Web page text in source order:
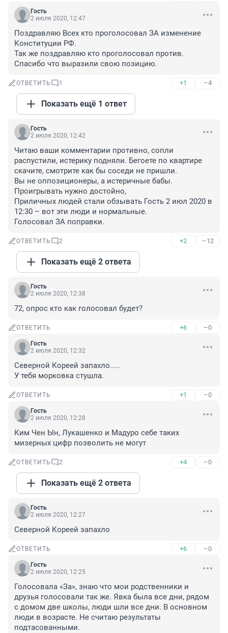
Гость
2 июля 2020, 12:47
Поздравляю Всех кто проголосовал ЗА изменение
Конституции РФ.
Так же поздравляю кто проголосовал против.
Спасибо что выразили свою позицию.
ОТВЕТИТЬ 1 +1 –4
Показать ещё 1 ответ
Гость
2 июля 2020, 12:42
Читаю ваши комментарии противно, сопли
распустили, истерику подняли. Бегоете по квартире
скачите, смотрите как бы соседи не пришли.
Вы не оппозиционеры, а истеричные бабы.
Проигрывать нужно достойно,
Приличных людей стали обзывать Гость 2 июл 2020 в
12:30 – вот эти люди и нормальные.
Голосовал ЗА поправки.
ОТВЕТИТЬ 2 +2 –12
Показать ещё 2 ответа
Гость
2 июля 2020, 12:38
72, опрос кто как голосовал будет?
ОТВЕТИТЬ +6 –0
Гость
2 июля 2020, 12:32
Северной Кореей запахло.....
У тебя морковка стушла.
ОТВЕТИТЬ +1 –0
Гость
2 июля 2020, 12:28
Ким Чен Ын, Лукашенко и Мадуро себе таких
мизерных цифр позволить не могут
ОТВЕТИТЬ 2 +4 –0
Показать ещё 2 ответа
Гость
2 июля 2020, 12:27
Северной Кореей запахло
ОТВЕТИТЬ +6 –0
Гость
2 июля 2020, 12:25
Голосовала «За», знаю что мои родственники и
друзья голосовали так же. Явка была все дни, рядом
с домом две школы, люди шли все дни. В основном
люди в возрасте. Не считаю результаты
подтасованными.